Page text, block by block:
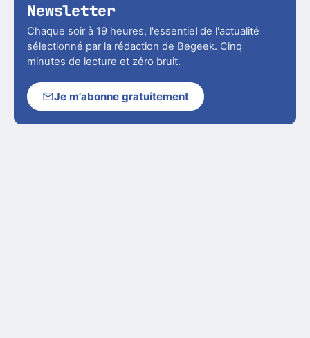
Newsletter
Chaque soir à 19 heures, l'essentiel de l'actualité
sélectionné par la rédaction de Begeek. Cinq
minutes de lecture et zéro bruit.
Je m'abonne gratuitement